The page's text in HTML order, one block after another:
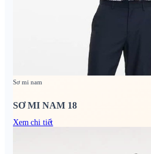
Sơ mi nam
SƠ MI NAM 18
Xem chi tiết